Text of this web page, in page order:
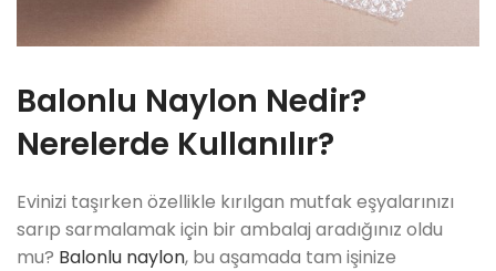
Balonlu Naylon Nedir?
Nerelerde Kullanılır?
Evinizi taşırken özellikle kırılgan mutfak eşyalarınızı
sarıp sarmalamak için bir ambalaj aradığınız oldu
mu? Balonlu naylon, bu aşamada tam işinize